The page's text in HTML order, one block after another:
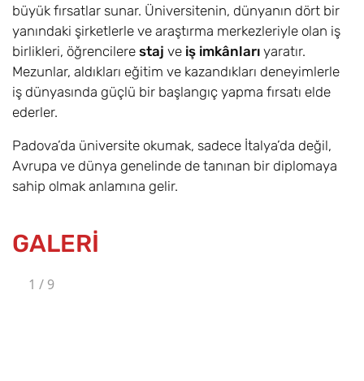
büyük fırsatlar sunar. Üniversitenin, dünyanın dört bir
yanındaki şirketlerle ve araştırma merkezleriyle olan iş
birlikleri, öğrencilere staj ve iş imkânları yaratır.
Mezunlar, aldıkları eğitim ve kazandıkları deneyimlerle
iş dünyasında güçlü bir başlangıç yapma fırsatı elde
ederler.
Padova’da üniversite okumak, sadece İtalya’da değil,
Avrupa ve dünya genelinde de tanınan bir diplomaya
sahip olmak anlamına gelir.
GALERİ
1 / 9